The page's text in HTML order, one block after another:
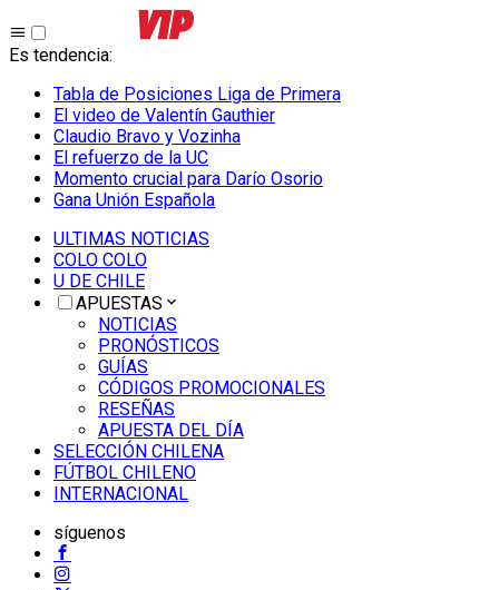
Es tendencia:
Tabla de Posiciones Liga de Primera
El video de Valentín Gauthier
Claudio Bravo y Vozinha
El refuerzo de la UC
Momento crucial para Darío Osorio
Gana Unión Española
ULTIMAS NOTICIAS
COLO COLO
U DE CHILE
APUESTAS
NOTICIAS
PRONÓSTICOS
GUÍAS
CÓDIGOS PROMOCIONALES
RESEÑAS
APUESTA DEL DÍA
SELECCIÓN CHILENA
FÚTBOL CHILENO
INTERNACIONAL
síguenos